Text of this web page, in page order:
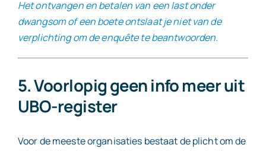
Het ontvangen en betalen van een last onder
dwangsom of een boete ontslaat je niet van de
verplichting om de enquête te beantwoorden.
5. Voorlopig geen info meer uit
UBO-register
Voor de meeste organisaties bestaat de plicht om de